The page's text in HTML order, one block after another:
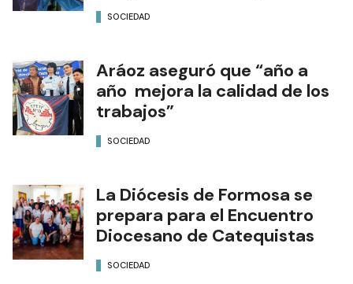
SOCIEDAD
Aráoz aseguró que “año a
año mejora la calidad de los
trabajos”
SOCIEDAD
La Diócesis de Formosa se
prepara para el Encuentro
Diocesano de Catequistas
SOCIEDAD